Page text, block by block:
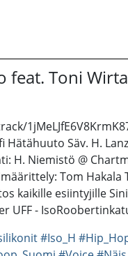
feat. Toni
Säv. H.
H. Niemistö @
Tom
kaikille esiintyjille
UFF -
#Iso_H